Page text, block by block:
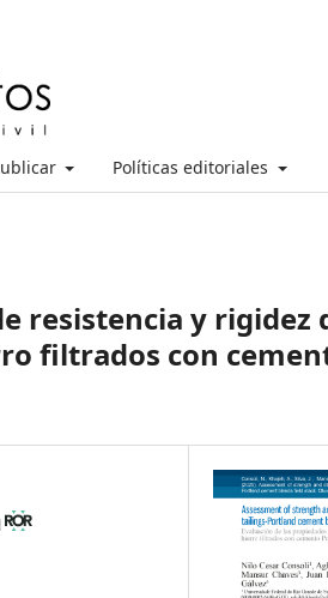
Políticas editoriales
resistencia y rigidez
filtrados con